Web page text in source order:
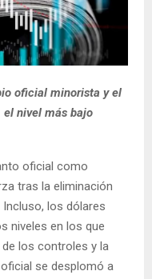
oficial minorista y el
el nivel más bajo
oficial como
tras la eliminación
Incluso, los dólares
niveles en los que
los controles y la
se desplomó a